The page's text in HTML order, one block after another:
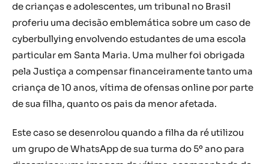
de crianças e adolescentes, um tribunal no Brasil
proferiu uma decisão emblemática sobre um caso de
cyberbullying envolvendo estudantes de uma escola
particular em Santa Maria. Uma mulher foi obrigada
pela Justiça a compensar financeiramente tanto uma
criança de 10 anos, vítima de ofensas online por parte
de sua filha, quanto os pais da menor afetada.
Este caso se desenrolou quando a filha da ré utilizou
um grupo de WhatsApp de sua turma do 5º ano para